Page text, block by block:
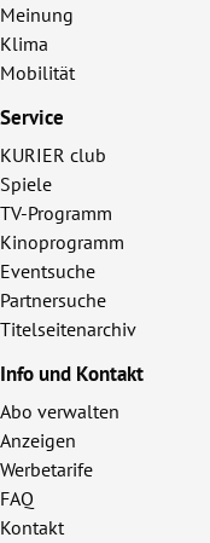
Meinung
Klima
Mobilität
Service
KURIER club
Spiele
TV-Programm
Kinoprogramm
Eventsuche
Partnersuche
Titelseitenarchiv
Info und Kontakt
Abo verwalten
Anzeigen
Werbetarife
FAQ
Kontakt